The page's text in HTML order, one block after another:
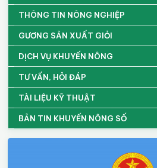
THÔNG TIN NÔNG NGHIỆP
GƯƠNG SẢN XUẤT GIỎI
DỊCH VỤ KHUYẾN NÔNG
TƯ VẤN, HỎI ĐÁP
TÀI LIỆU KỸ THUẬT
BẢN TIN KHUYẾN NÔNG SỐ